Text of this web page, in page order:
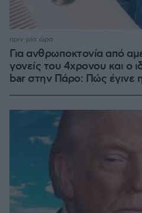
Για ανθρωποκτονία από
γονείς του 4χρονου και ο
bar στην Πάρο: Πώς έγινε
πριν μία ώρα